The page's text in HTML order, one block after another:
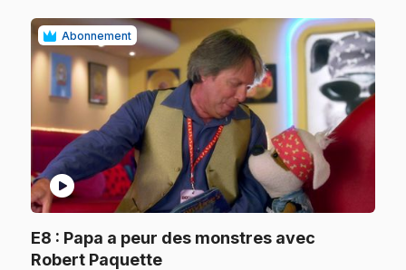
Abonnement
play_circle
E8 : Papa a peur des monstres avec
Robert Paquette.